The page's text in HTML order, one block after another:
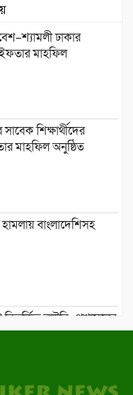
ঢাকার
মাহফিল
শিক্ষার্থীদের
মাহফিল অনুষ্ঠিত
হামলায় বাংলাদেশিসহ
বাউবি: প্রশাসনের